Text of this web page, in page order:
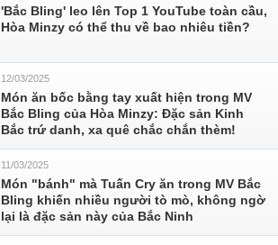
'Bắc Bling' leo lên Top 1 YouTube toàn cầu,
Hòa Minzy có thể thu về bao nhiêu tiền?
12/03/2025
Món ăn bốc bằng tay xuất hiện trong MV
Bắc Bling của Hòa Minzy: Đặc sản Kinh
Bắc trứ danh, xa quê chắc chắn thèm!
11/03/2025
Món "bánh" mà Tuấn Cry ăn trong MV Bắc
Bling khiến nhiều người tò mò, không ngờ
lại là đặc sản này của Bắc Ninh